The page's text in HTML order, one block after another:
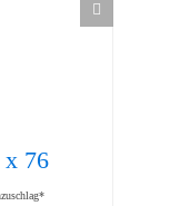
x 76